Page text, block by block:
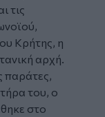
τις
Κρήτης, η
αρχή.
παράτες,
του, ο
στο